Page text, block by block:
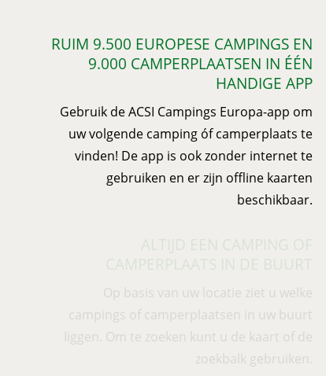
RUIM 9.500 EUROPESE CAMPINGS EN
9.000 CAMPERPLAATSEN IN ÉÉN
HANDIGE APP
Gebruik de ACSI Campings Europa-app om
uw volgende camping óf camperplaats te
vinden! De app is ook zonder internet te
gebruiken en er zijn offline kaarten
beschikbaar.
ALTIJD EEN CAMPING OF
CAMPERPLAATS IN DE BUURT
Op basis van uw locatie ziet u welke
campings of camperplaatsen in uw buurt
liggen. Om te zoeken kunt u de kaart of de
zoekbalk gebruiken.